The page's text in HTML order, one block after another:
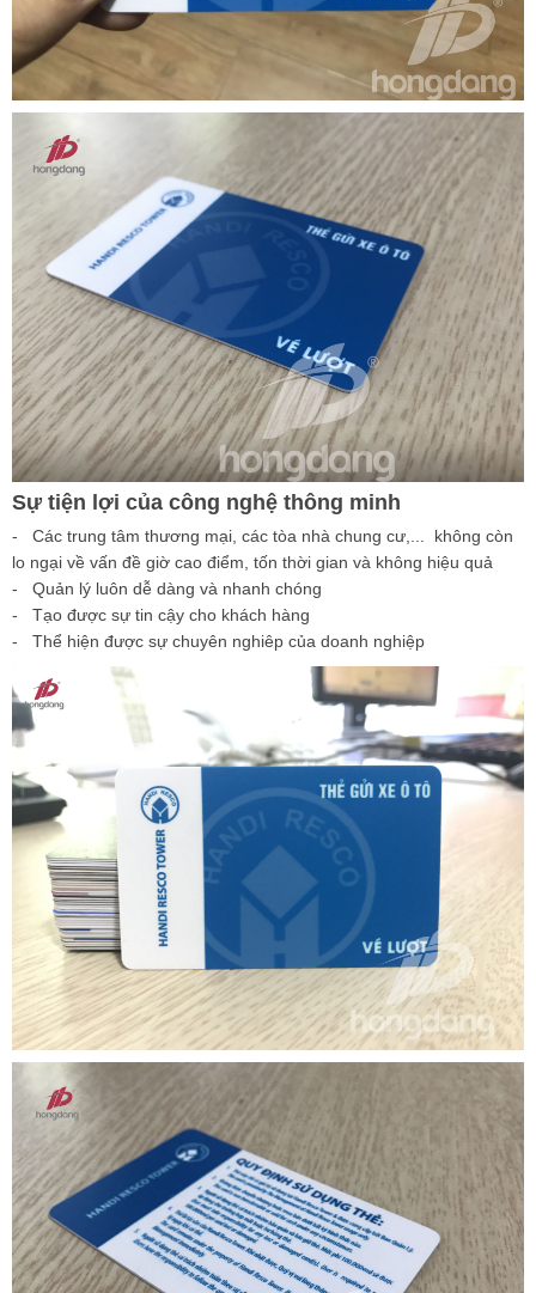
Sự tiện lợi của công nghệ thông minh
- Các trung tâm thương mại, các tòa nhà chung cư,... không còn
lo ngại về vấn đề giờ cao điểm, tốn thời gian và không hiệu quả
- Quản lý luôn dễ dàng và nhanh chóng
- Tạo được sự tin cậy cho khách hàng
- Thể hiện được sự chuyên nghiêp của doanh nghiệp